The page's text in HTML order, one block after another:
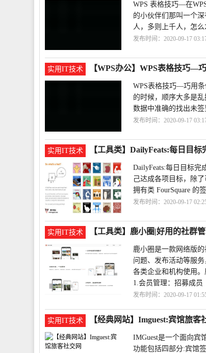
WPS 表格技巧—在
的小伙伴们那叫一个
人，多则上千人，怎
发布时间：2020-09-17
实用IT技术 【WPS办公】WPS表格技巧—
WPS表格技巧—巧用
的时候，顺序大多是
数据中准确的找出未
发布时间：2020-09-17
实用IT技术 【工具类】DailyFeats:每日目
DailyFeats:每日目标
己达成各项目标，除
拥有类 FourSquare 的
发布时间：2020-09-17
实用IT技术 【工具类】鹿小圈|好用的社群
鹿小圈是一款网络版
问题、发布活动等服
各类企业和机构使用。
1.会员管理：招募成员
发布时间：2020-09-17
圈
实用IT技术 【经典网站】Imguest:宾馆旅客
IMGuest是一个面向宾
功能包括四部分:宾馆